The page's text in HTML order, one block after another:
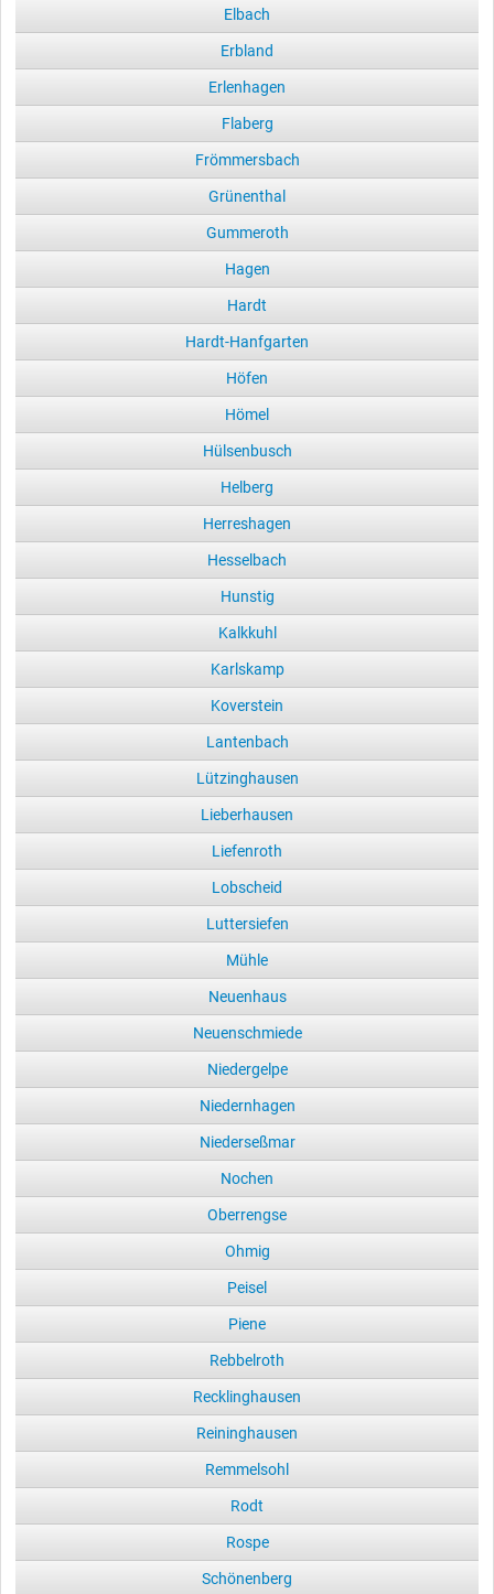
Elbach
Erbland
Erlenhagen
Flaberg
Frömmersbach
Grünenthal
Gummeroth
Hagen
Hardt
Hardt-Hanfgarten
Höfen
Hömel
Hülsenbusch
Helberg
Herreshagen
Hesselbach
Hunstig
Kalkkuhl
Karlskamp
Koverstein
Lantenbach
Lützinghausen
Lieberhausen
Liefenroth
Lobscheid
Luttersiefen
Mühle
Neuenhaus
Neuenschmiede
Niedergelpe
Niedernhagen
Niederseßmar
Nochen
Oberrengse
Ohmig
Peisel
Piene
Rebbelroth
Recklinghausen
Reininghausen
Remmelsohl
Rodt
Rospe
Schönenberg